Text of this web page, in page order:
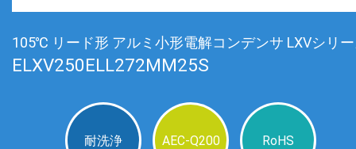
105℃ リード形 アルミ小形電解コンデンサ LXVシリ
ELXV250ELL272MM25S
耐洗浄 AEC-Q200 RoHS